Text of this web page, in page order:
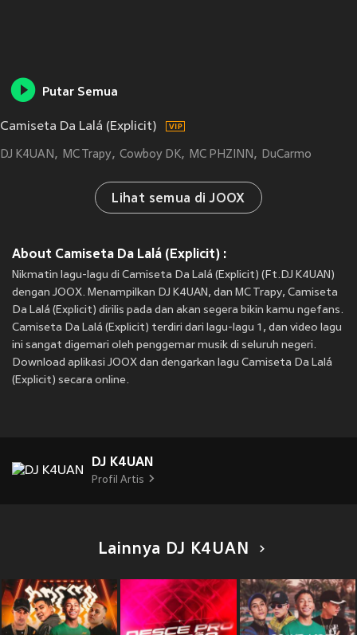
Putar Semua
Camiseta Da Lalá (Explicit)
DJ K4UAN MC Trapy Cowboy DK MC PHZINN DuCarmo
Lihat semua di JOOX
About Camiseta Da Lalá (Explicit) :
Nikmatin lagu-lagu di Camiseta Da Lalá (Explicit) (Ft.DJ K4UAN)
dengan JOOX. Menampilkan DJ K4UAN, dan MC Trapy, Camiseta
Da Lalá (Explicit) dirilis pada dan akan segera bikin kamu ngefans.
Camiseta Da Lalá (Explicit) terdiri dari lagu-lagu 1, dan video lagu
ini sangat digemari oleh penggemar musik di seluruh negeri.
Download aplikasi JOOX dan dengarkan lagu Camiseta Da Lalá
(Explicit) secara online.
DJ K4UAN
Profil Artis
Lainnya DJ K4UAN